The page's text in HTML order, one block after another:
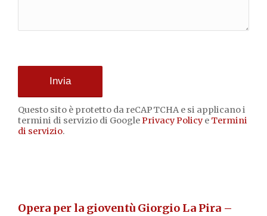
Questo sito è protetto da reCAPTCHA e si applicano i
termini di servizio di GooglePrivacy Policy e Termini
di servizio.
Opera per la gioventù Giorgio La Pira –